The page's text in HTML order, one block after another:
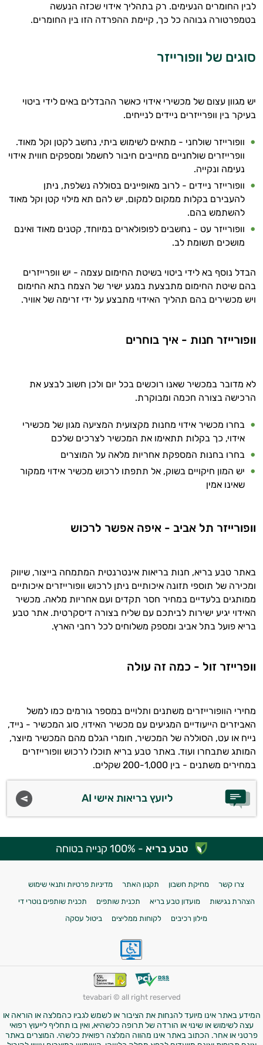
לבין החומרים הנעימים. רק בתהליך אידוי שכזה הנעשה
בטמפרטורה גבוהה כל כך, קיימת ההפרדה הזו בין החומרים.
סוגים של וופורייזר
יש מגוון עצום של מכשירי אידוי כאשר ההבדלים באים לידי ביטוי
בעיקר בין וופרייזרים ניידים לנייחים.
וופורייזר שולחני - מתאים לשימוש ביתי, נחשב לקטן וקל מאוד.
וופרייזרים שולחניים מחייבים חיבור לחשמל ומספקים חווית אידוי
נעימה ונקייה.
וופורייזר ניידים - לרוב מאופיינים בסוללה נשלפת, ניתן
להעבירם בקלות ממקום למקום, יש להם תא מילוי קטן וקל מאוד
להשתמש בהם.
וופורייזר עט - נחשבים לפופולארים במיוחד, קטנים מאוד ואינם
מושכים תשומת לב.
הבדל נוסף בא לידי ביטוי בשיטת החימום עצמה - יש וופרייזרים
בהם שיטת החימום מתבצעת במגע ישיר של הצמח בתא החימום
ויש מכשירים בהם תהליך האידוי מתבצע על ידי זרימה של אוויר.
וופורייזר חנות - איך בוחרים
לא מדובר במכשיר שאנו רוכשים בכל יום ולכן חשוב לבצע את
הרכישה בצורה חכמה ומבוקרת.
בחרו מכשיר אידוי מחנות מקצועית המציעה מגון של מכשירי
אידוי, כך בקלות תתאימו את המכשיר לצרכים שלכם
בחרו בחנות המספקת אחריות מלאה על המוצרים
יש המון חיקויים בשוק, אל תתפתו לרכוש מכשיר אידוי ממקור
שאינו אמין
וופורייזר תל אביב - איפה אפשר לרכוש
באתר טבע בריא, חנות בריאות אינטרנטית המתמחה בייצור, שיווק
ומכירה של תוספי תזונה איכותיים ניתן לרכוש וופורייזרים איכותיים
ממותגים בלעדיים במחיר חסר תקדים ועם אחריות מלאה. מכשיר
האידוי יגיע ישירות לביתכם עם שליח בצורה דיסקרטית. אתר טבע
בריא פועל בתל אביב ומספק משלוחים לכל רחבי הארץ.
וופרייזר זול - כמה זה עולה
מחירי הוופורייזרים משתנים ותלויים במספר גורמים כמו למשל
האביזרים הייעודיים המגיעים עם מכשיר האידוי, סוג המכשיר - נייד,
נייח או עט, הסוללה של המכשיר, חומרי הגלם מהם המכשיר מיוצר,
המותג שתבחרו ועוד. באתר טבע בריא תוכלו לרכוש וופורייזרים
במחירים משתנים - בין 200-1,000 שקלים.
ליועץ בריאות אישי AI
טבע בריא - 100% קנייה בטוחה
צרו קשר מחיקת חשבון תקנון האתר
מדיניות פרטיות ותנאי שימוש
הצהרת נגישות
מועדון טבע בריא תכנית שותפים
תכנית שותפים נוטרי די
מילון רכיבים
לקוחות ממליצים ביטול עסקה
tevabari © all right reserved
המידע באתר אינו מיועד להנחות את הציבור או לשמש לגביו כהמלצה או הוראה או
עצה לשימוש או שינוי או הורדה של תרופה כלשהיא, ואין בו תחליף לייעוץ רפואי
פרטני או אחר. הכתוב באתר אינו מהווה המלצה רפואית כלשהי. המוצרים באתר
היי,
אני יועץ הבריאות האישי AI של טבע בריא.
התשובות שלי מבוססות על מאגרי מידע קליניים
וספרות מקצועית בתחומי הרפואה הטבעית
ותזונת הספורט.
התזונה ומוצרי הבריאות המדויקים למטרות
ולמצב הגופני שלך, ולהסביר לך אילו רכיבים
עובדים יחד כדי למקסם תוצאות גם בחיי היום
המטרה שלי היא להתאים עבורך המלצות
זה הזמן להתחיל. איך אוכל לעזור?